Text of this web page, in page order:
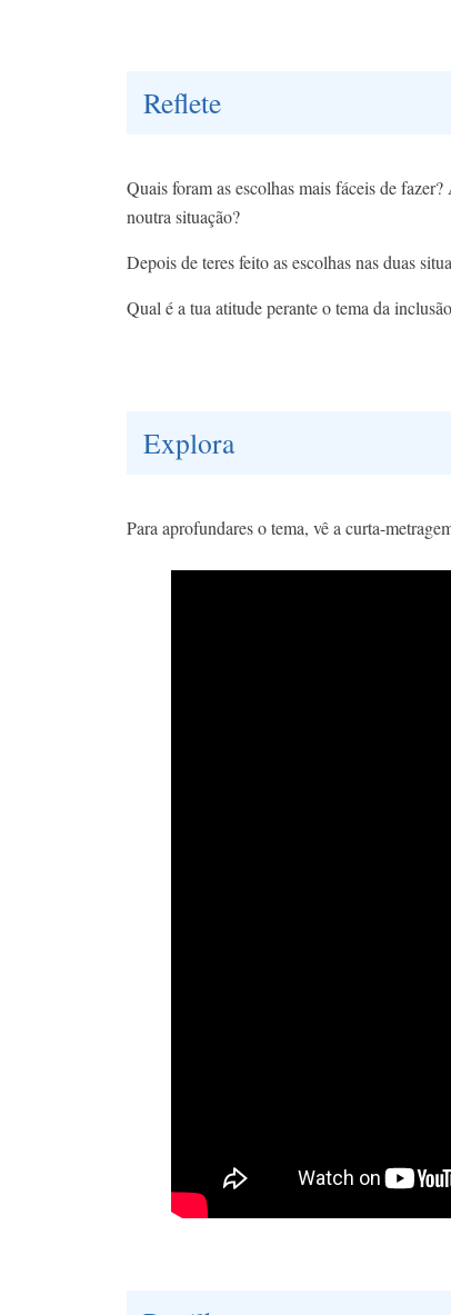
Reflete
Quais foram as escolhas mais fáceis de
noutra situação?
Depois de teres feito as escolhas nas duas
Qual é a tua atitude perante o tema da
Explora
Para aprofundares o tema, vê a curta-